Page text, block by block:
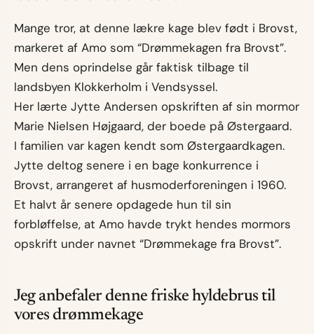
Mange tror, at denne lækre kage blev født i Brovst,
markeret af Amo som “Drømmekagen fra Brovst”.
Men dens oprindelse går faktisk tilbage til
landsbyen Klokkerholm i Vendsyssel.
Her lærte Jytte Andersen opskriften af sin mormor
Marie Nielsen Højgaard, der boede på Østergaard.
I familien var kagen kendt som Østergaardkagen.
Jytte deltog senere i en bage konkurrence i
Brovst, arrangeret af husmoderforeningen i 1960.
Et halvt år senere opdagede hun til sin
forbløffelse, at Amo havde trykt hendes mormors
opskrift under navnet “Drømmekage fra Brovst”.
Jeg anbefaler denne friske hyldebrus til
vores drømmekage